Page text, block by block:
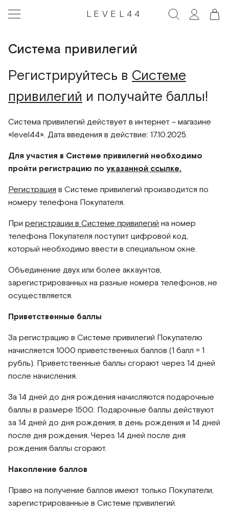
LEVEL44
Система привилегий
Регистрируйтесь в Системе
привилегий и получайте баллы!
Система привилегий действует в интернет – магазине
«level44». Дата введения в действие: 17.10.2025.
Для участия в Системе привилегий необходимо
пройти регистрацию по указанной ссылке.
Регистрация в Системе привилегий производится по
номеру телефона Покупателя.
При регистрации в Системе привилегий на номер
телефона Покупателя поступит цифровой код,
который необходимо ввести в специальном окне.
Объединение двух или более аккаунтов,
зарегистрированных на разные номера телефонов, не
осуществляется.
Приветственные баллы
За регистрацию в Системе привилегий Покупателю
начисляется 1000 приветственных баллов (1 балл = 1
рубль). Приветственные баллы сгорают через 14 дней
после начисления.
За 14 дней до дня рождения начисляются подарочные
баллы в размере 1500. Подарочные баллы действуют
за 14 дней до дня рождения, в день рождения и 14 дней
после дня рождения. Через 14 дней после дня
рождения баллы сгорают.
Накопление баллов
Право на получение баллов имеют только Покупатели,
зарегистрированные в Системе привилегий.